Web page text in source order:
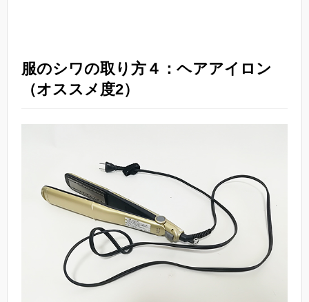
服のシワの取り方４：ヘアアイロン
（オススメ度2）